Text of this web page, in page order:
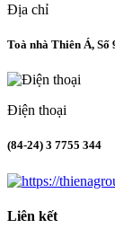
Địa chỉ
Toà nhà Thiên Á, Số
Điện thoại
(84-24) 3 7755 344
Liên kết